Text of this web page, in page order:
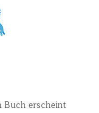
Buch erscheint